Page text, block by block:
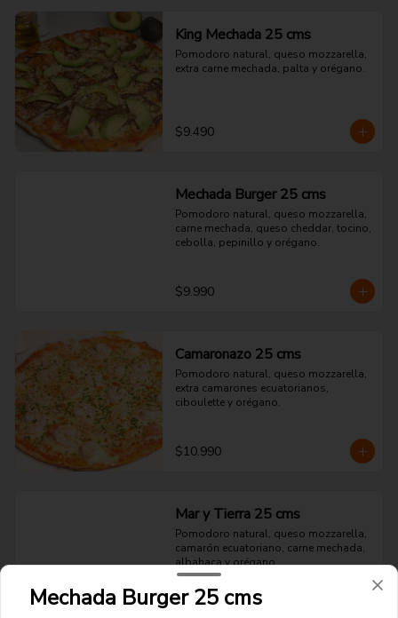
King Mechada 25 cms
Pomodoro natural, queso mozzarella,
extra carne mechada, palta y orégano.
$9.490
Mechada Burger 25 cms
Pomodoro natural, queso mozzarella,
carne mechada, queso cheddar, tocino,
cebolla, pepinillo y orégano.
$9.990
Camaronazo 25 cms
Pomodoro natural, queso mozzarella,
extra camarones ecuatorianos,
ciboulette y orégano.
$10.990
Mar y Tierra 25 cms
Pomodoro natural, queso mozzarella,
camarón ecuatoriano, carne mechada,
albahaca y orégano.
Mechada Burger 25 cms